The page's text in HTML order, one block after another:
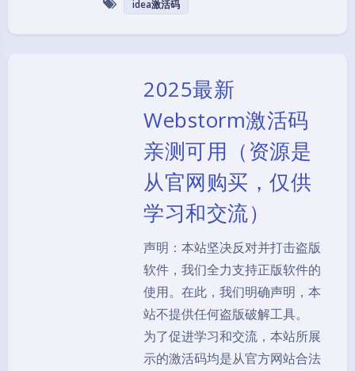
idea激活码
2025最新
Webstorm激活码
亲测可用（资源是
从官网购买，仅供
学习和交流）
声明：本站坚决反对并打击盗版
软件，我们全力支持正版软件的
使用。在此，我们明确声明，本
站不提供任何盗版破解工具。
为了促进学习和交流，本站所展
示的激活码均是从官方网站合法